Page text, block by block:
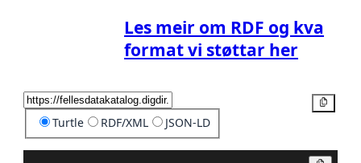
Les meir om RDF og kva
format vi støttar her
Turtle RDF/XML JSON-LD